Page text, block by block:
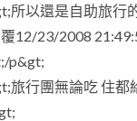
所以還是自助旅行
12/23/2008
p&gt;
旅行團無論吃 住都